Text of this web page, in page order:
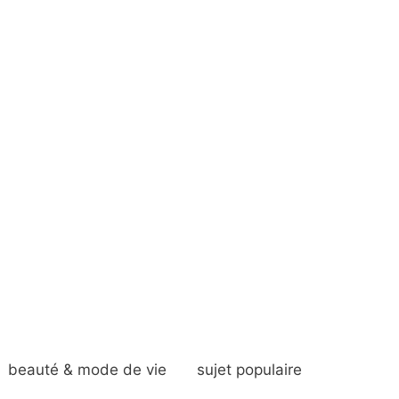
beauté & mode de vie sujet populaire